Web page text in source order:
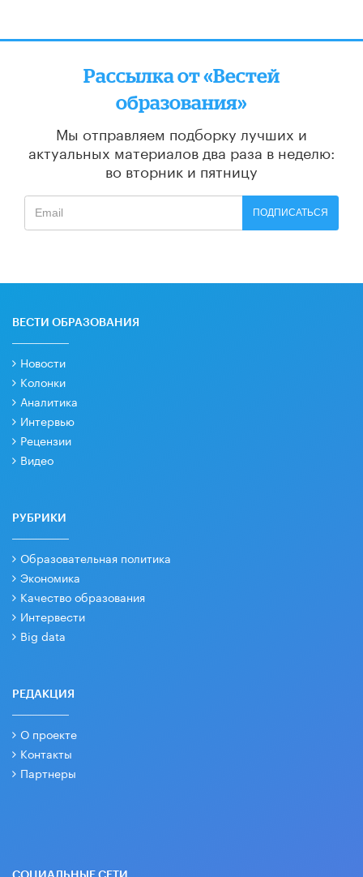
Рассылка от «Вестей
образования»
Мы отправляем подборку лучших и
актуальных материалов два раза в неделю:
во вторник и пятницу
ПОДПИСАТЬСЯ
ВЕСТИ ОБРАЗОВАНИЯ
Новости
Колонки
Аналитика
Интервью
Рецензии
Видео
РУБРИКИ
Образовательная политика
Экономика
Качество образования
Интервести
Big data
РЕДАКЦИЯ
О проекте
Контакты
Партнеры